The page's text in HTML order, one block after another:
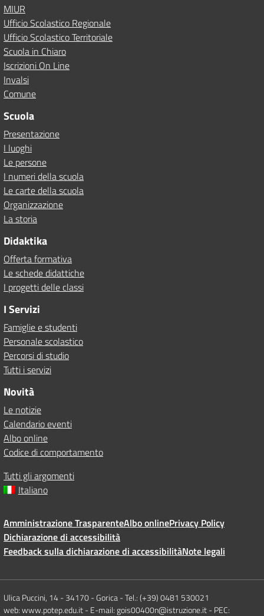
MIUR
Ufficio Scolastico Regionale
Ufficio Scolastico Territoriale
Scuola in Chiaro
Iscrizioni On Line
Invalsi
Comune
Scuola
Presentazione
I luoghi
Le persone
I numeri della scuola
Le carte della scuola
Organizzazione
La storia
Didaktika
Offerta formativa
Le schede didattiche
I progetti delle classi
I Servizi
Famiglie e studenti
Personale scolastico
Percorsi di studio
Tutti i servizi
Novità
Le notizie
Calendario eventi
Albo online
Codice di comportamento
Tutti gli argomenti
Italiano
Amministrazione TrasparenteAlbo onlinePrivacy Policy
Dichiarazione di accessibilità
Feedback sulla dichiarazione di accessibilitàNote legali
Ulica Puccini, 14 - 34170 - Gorica - Tel.: (+39) 0481 530021
web: www.potep.edu.it - E-mail: gois00400n@istruzione.it - PEC: